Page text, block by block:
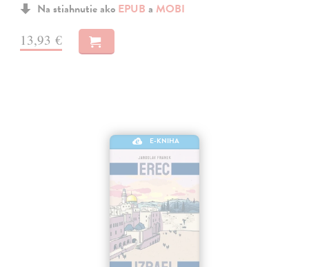
Na stiahnutie ako EPUB a MOBI
13,93 €
E-KNIHA